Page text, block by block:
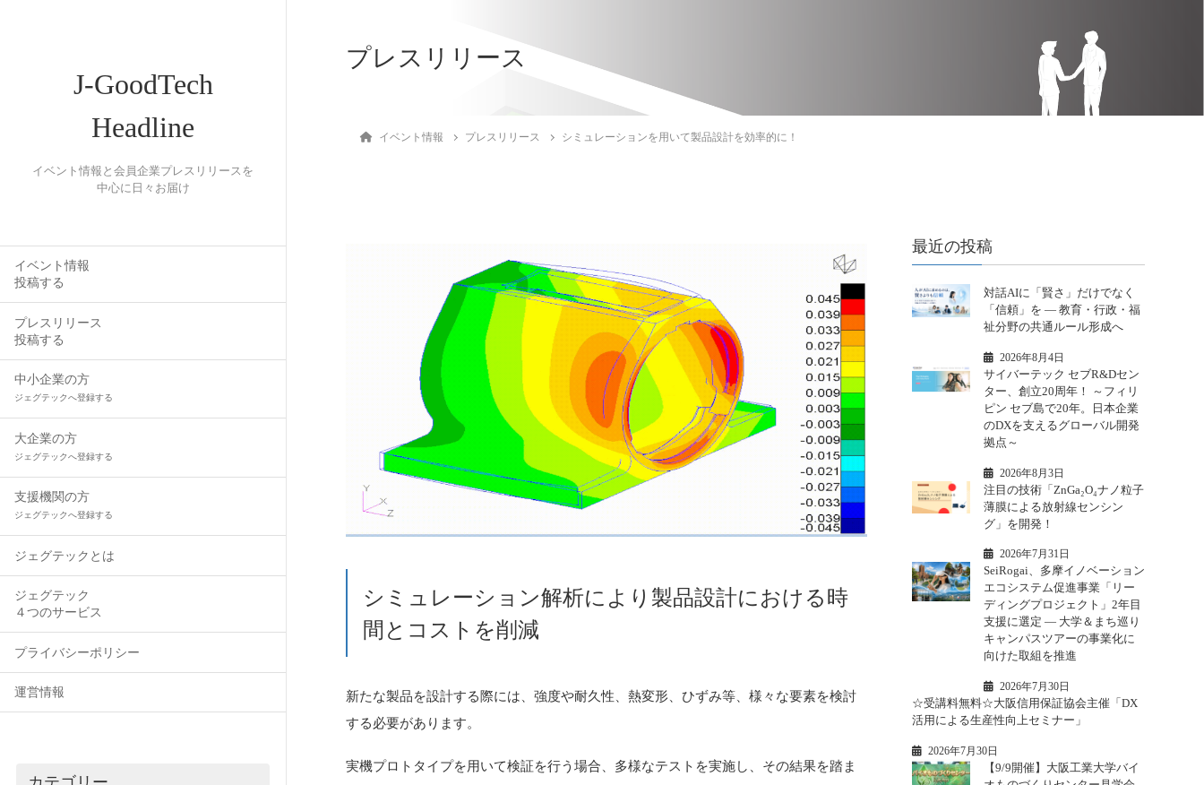
J-GoodTech
Headline
イベント情報と会員企業プレスリリースを
中心に日々お届け
イベント情報
投稿する
プレスリリース
投稿する
中小企業の方
ジェグテックへ登録する
大企業の方
ジェグテックへ登録する
支援機関の方
ジェグテックへ登録する
ジェグテックとは
ジェグテック
４つのサービス
プライバシーポリシー
運営情報
プレスリリース
イベント情報 プレスリリース シミュレーションを用いて製品設計を効率的に！
シミュレーション解析により製品設計における時
間とコストを削減
新たな製品を設計する際には、強度や耐久性、熱変形、ひずみ等、様々な要素を検討
する必要があります。
実機プロトタイプを用いて検証を行う場合、多様なテストを実施し、その結果を踏ま
最近の投稿
対話AIに「賢さ」だけでなく
「信頼」を ― 教育・行政・福
祉分野の共通ルール形成へ
2026年8月4日
サイバーテック セブR&Dセン
ター、創立20周年！ ～フィリ
ピン セブ島で20年。日本企業
のDXを支えるグローバル開発
拠点～
2026年8月3日
注目の技術「ZnGa₂O₄ナノ粒子
薄膜による放射線センシン
グ」を開発！
2026年7月31日
SeiRogai、多摩イノベーション
エコシステム促進事業「リー
ディングプロジェクト」2年目
支援に選定 ― 大学＆まち巡り
キャンパスツアーの事業化に
向けた取組を推進
2026年7月30日
☆受講料無料☆大阪信用保証協会主催「DX
活用による生産性向上セミナー」
2026年7月30日
【9/9開催】大阪工業大学バイ